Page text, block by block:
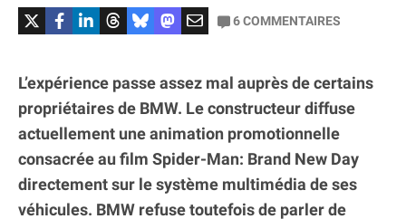
6COMMENTAIRES
L’expérience passe assez mal auprès de certains
propriétaires de BMW. Le constructeur diffuse
actuellement une animation promotionnelle
consacrée au film Spider-Man: Brand New Day
directement sur le système multimédia de ses
véhicules. BMW refuse toutefois de parler de